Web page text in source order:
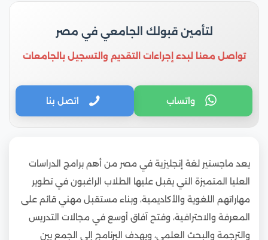
لتأمين قبولك الجامعي في مصر
تواصل معنا لبدء إجراءات التقديم والتسجيل بالجامعات
واتساب اتصل بنا
يعد ماجستير لغة إنجليزية في مصر من أهم برامج الدراسات
العليا المتميزة التي يقبل عليها الطلاب الراغبون في تطوير
مهاراتهم اللغوية والأكاديمية، وبناء مستقبل مهني قائم على
المعرفة والاحترافية، وفتح آفاق أوسع في مجالات التدريس
والترجمة والبحث العلمي، ويهدف البرنامج إلى الجمع بين